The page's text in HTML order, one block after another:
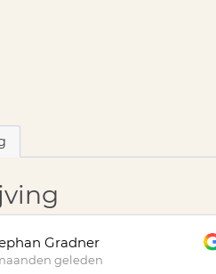
Gradner
geleden